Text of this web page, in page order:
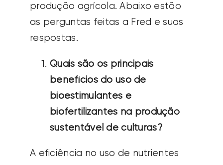
produção agrícola. Abaixo estão
as perguntas feitas a Fred e suas
respostas.
Quais são os principais
benefícios do uso de
bioestimulantes e
biofertilizantes na produção
sustentável de culturas?
A eficiência no uso de nutrientes